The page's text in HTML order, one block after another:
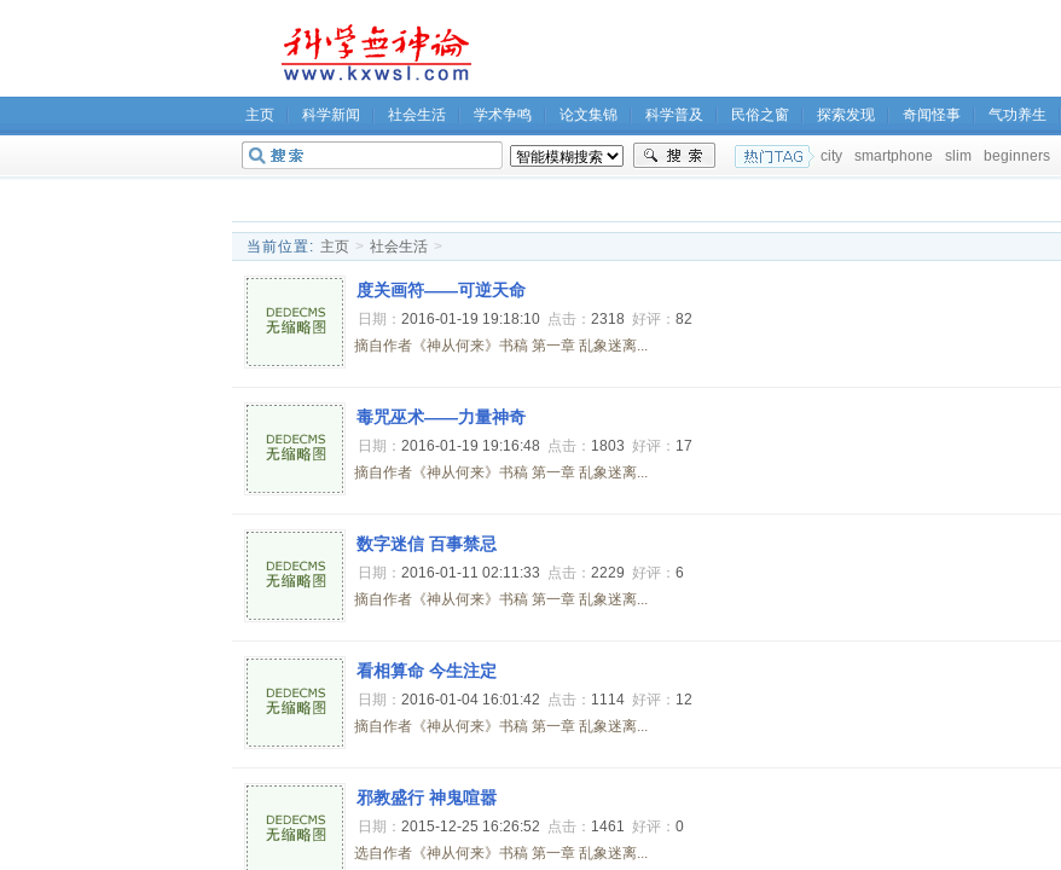
主页 科学新闻 社会生活 学术争鸣 论文集锦 科学普及 民俗之窗 探索发现 奇闻怪事 气功养生
无神论坛 city smartphone slim beginners
当前位置: 主页 > 社会生活 >
度关画符――可逆天命
日期： 2016-01-19 19:18:10 点击： 2318 好评： 82
摘自作者《神从何来》书稿 第一章 乱象迷离...
毒咒巫术――力量神奇
日期： 2016-01-19 19:16:48 点击： 1803 好评： 17
摘自作者《神从何来》书稿 第一章 乱象迷离...
数字迷信 百事禁忌
日期： 2016-01-11 02:11:33 点击： 2229 好评： 6
摘自作者《神从何来》书稿 第一章 乱象迷离...
看相算命 今生注定
日期： 2016-01-04 16:01:42 点击： 1114 好评： 12
摘自作者《神从何来》书稿 第一章 乱象迷离...
邪教盛行 神鬼喧嚣
日期： 2015-12-25 16:26:52 点击： 1461 好评： 0
选自作者《神从何来》书稿 第一章 乱象迷离...